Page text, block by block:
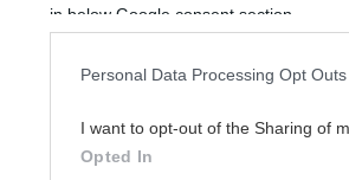
in below Google consent section.
Personal Data Processing Opt Outs
I want to opt-out of the Sharing of
Opted In